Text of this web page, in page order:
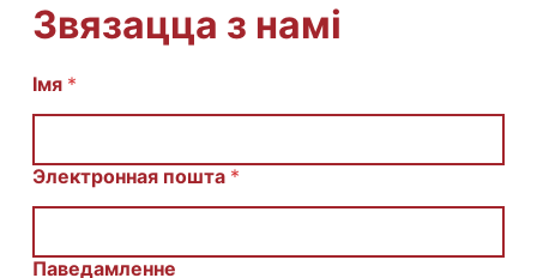
Звязацца з намі
Імя *
С
щ
е
Электронная пошта *
Паведамленне